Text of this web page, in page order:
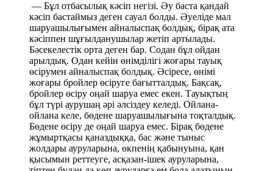
— Бұл отбасылық кәсіп негізі. Әу баста қандай
кәсіп бастаймыз деген сауал болды. Әуеліде мал
шаруашылығымен айналыспақ болдық, бірақ ата
кәсіппен шұғылданушылар жетіп артылады.
Бәсекелестік орта деген бар. Содан бұл ойдан
арылдық. Одан кейін өнімділігі жоғары тауық
өсірумен айналыспақ болдық. Әсіресе, өнімі
жоғары бройлер өсіруге бағытталдық. Бақсақ,
бройлер өсіру оңай шаруа емес екен. Тауықтың
бұл түрі аурушаң әрі әлсіздеу келеді. Ойлана-
ойлана келе, бөдене шаруашылығына тоқталдық.
Бөдене өсіру де оңай шаруа емес. Бірақ бөдене
жұмыртқасы қаназдыққа, бас және тыныс
жолдары ауруларына, өкпенің қабынуына, қан
қысымын реттеуге, асқазан-ішек ауруларына,